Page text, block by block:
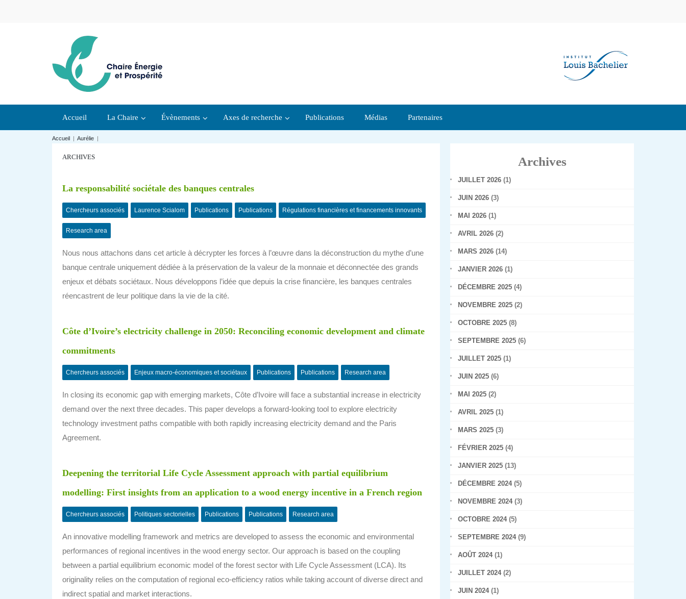
Accueil La Chaire Évènements Axes de recherche Publications Médias Partenaires
Accueil | Aurélie |
ARCHIVES
La responsabilité sociétale des banques centrales
Chercheurs associés Laurence Scialom Publications Publications Régulations financières et financements innovants
Research area
Nous nous attachons dans cet article à décrypter les forces à l’œuvre dans la déconstruction du mythe d’une
banque centrale uniquement dédiée à la préservation de la valeur de la monnaie et déconnectée des grands
enjeux et débats sociétaux. Nous développons l’idée que depuis la crise financière, les banques centrales
réencastrent de leur politique dans la vie de la cité.
Côte d’Ivoire’s electricity challenge in 2050: Reconciling economic development and climate
commitments
Chercheurs associés Enjeux macro-économiques et sociétaux Publications Publications Research area
In closing its economic gap with emerging markets, Côte d’Ivoire will face a substantial increase in electricity
demand over the next three decades. This paper develops a forward-looking tool to explore electricity
technology investment paths compatible with both rapidly increasing electricity demand and the Paris
Agreement.
Deepening the territorial Life Cycle Assessment approach with partial equilibrium
modelling: First insights from an application to a wood energy incentive in a French region
Chercheurs associés Politiques sectorielles Publications Publications Research area
An innovative modelling framework and metrics are developed to assess the economic and environmental
performances of regional incentives in the wood energy sector. Our approach is based on the coupling
between a partial equilibrium economic model of the forest sector with Life Cycle Assessment (LCA). Its
originality relies on the computation of regional eco-efficiency ratios while taking account of diverse direct and
indirect spatial and market interactions.
Archives
JUILLET 2026 (1)
JUIN 2026 (3)
MAI 2026 (1)
AVRIL 2026 (2)
MARS 2026 (14)
JANVIER 2026 (1)
DÉCEMBRE 2025 (4)
NOVEMBRE 2025 (2)
OCTOBRE 2025 (8)
SEPTEMBRE 2025 (6)
JUILLET 2025 (1)
JUIN 2025 (6)
MAI 2025 (2)
AVRIL 2025 (1)
MARS 2025 (3)
FÉVRIER 2025 (4)
JANVIER 2025 (13)
DÉCEMBRE 2024(5)
NOVEMBRE 2024(3)
OCTOBRE 2024(5)
SEPTEMBRE 2024(9)
AOÛT 2024(1)
JUILLET 2024(2)
JUIN 2024(1)